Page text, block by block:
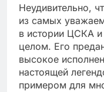
Неудивительно,
из самых
в истории ЦСКА и
целом. Его
высокое
настоящей
примером для